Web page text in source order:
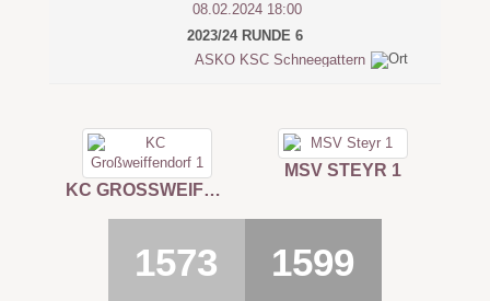
08.02.2024 18:00
2023/24 RUNDE 6
ASKÖ KSC Schneegattern
KC GROSSWEIFFENDORF 1
MSV STEYR 1
1573 1599